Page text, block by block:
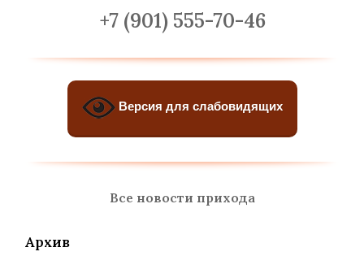
+7 (901) 555-70-46
Версия для слабовидящих
Все новости прихода
Архив